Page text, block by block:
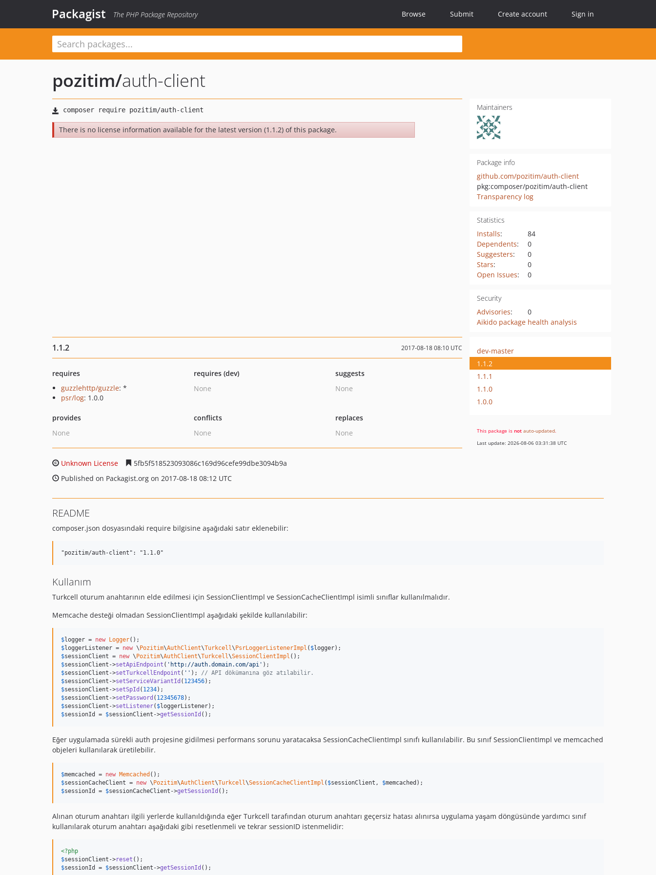
Packagist The PHP Package Repository Browse Submit Create account Sign in
pozitim/auth-client
There is no license information available for the latest version (1.1.2) of this package.
Maintainers
Package info
github.com/pozitim/auth-client
pkg:composer/pozitim/auth-client
Transparency log
Statistics
Installs:
84
Dependents:
0
Suggesters:
0
Stars:
0
Open Issues: 0
Security
Advisories:
0
Aikido package health analysis
1.1.2 2017-08-18 08:10 UTC
requires
guzzlehttp/guzzle: *
psr/log: 1.0.0
requires (dev)
None
suggests
None
provides
None
conflicts
None
replaces
None
Unknown License
5fb5f518523093086c169d96cefe99dbe3094b9a
Published on Packagist.org on 2017-08-18 08:12 UTC
dev-master
1.1.2
1.1.1
1.1.0
1.0.0
This package is not auto-updated.
Last update: 2026-08-06 03:31:38 UTC
README
composer.json dosyasındaki require bilgisine aşağıdaki satır eklenebilir:
Kullanım
Turkcell oturum anahtarının elde edilmesi için SessionClientImpl ve SessionCacheClientImpl isimli sınıflar kullanılmalıdır.
Memcache desteği olmadan SessionClientImpl aşağıdaki şekilde kullanılabilir:
$logger = new Logger
$loggerListener = new \ Pozitim\AuthClient\Turkcell\ PsrLoggerListenerImpl ( $logger
$sessionClient = new \ Pozitim\AuthClient\Turkcell\SessionClientImpl
$sessionClient ->setApiEndpoint ( ' http://auth.domain.com/api '
$sessionClient ->setTurkcellEndpoint ( '' ); // API dökümanına göz atılabilir.
$sessionClient ->setServiceVariantId ( 123456
$sessionClient ->setSpId ( 1234
$sessionClient ->setPassword ( 12345678
$sessionClient ->setListener( $loggerListener
$sessionId = $sessionClient ->getSessionId ();
Eğer uygulamada sürekli auth projesine gidilmesi performans sorunu yaratacaksa SessionCacheClientImpl sınıfı kullanılabilir. Bu sınıf SessionClientImpl ve memcached
objeleri kullanılarak üretilebilir.
$memcached = new Memcached
$sessionCacheClient = new \ Pozitim\AuthClient\Turkcell\SessionCacheClientImpl ( $sessionClient , $memcached
$sessionId = $sessionCacheClient ->getSessionId ();
Alınan oturum anahtarı ilgili yerlerde kullanıldığında eğer Turkcell tarafından oturum anahtarı geçersiz hatası alınırsa uygulama yaşam döngüsünde yardımcı sınıf
kullanılarak oturum anahtarı aşağıdaki gibi resetlenmeli ve tekrar sessionID istenmelidir:
<?php
$sessionClient ->reset
$sessionId = $sessionClient ->getSessionId ();